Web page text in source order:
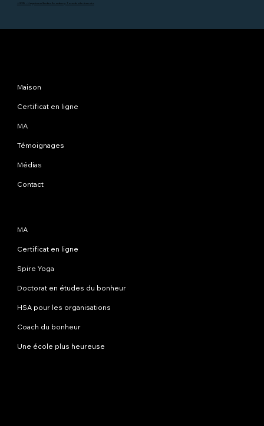
©2025 - Happiness Studies Academy. Tous droits réservés.
Maison
Certificat en ligne
MA
Témoignages
Médias
Contact
MA
Certificat en ligne
Spire Yoga
Doctorat en études du bonheur
HSA pour les organisations
Coach du bonheur
Une école plus heureuse